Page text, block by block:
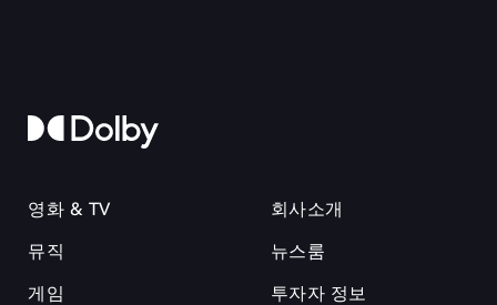
영화 & TV
뮤직
게임
회사소개
뉴스룸
투자자 정보